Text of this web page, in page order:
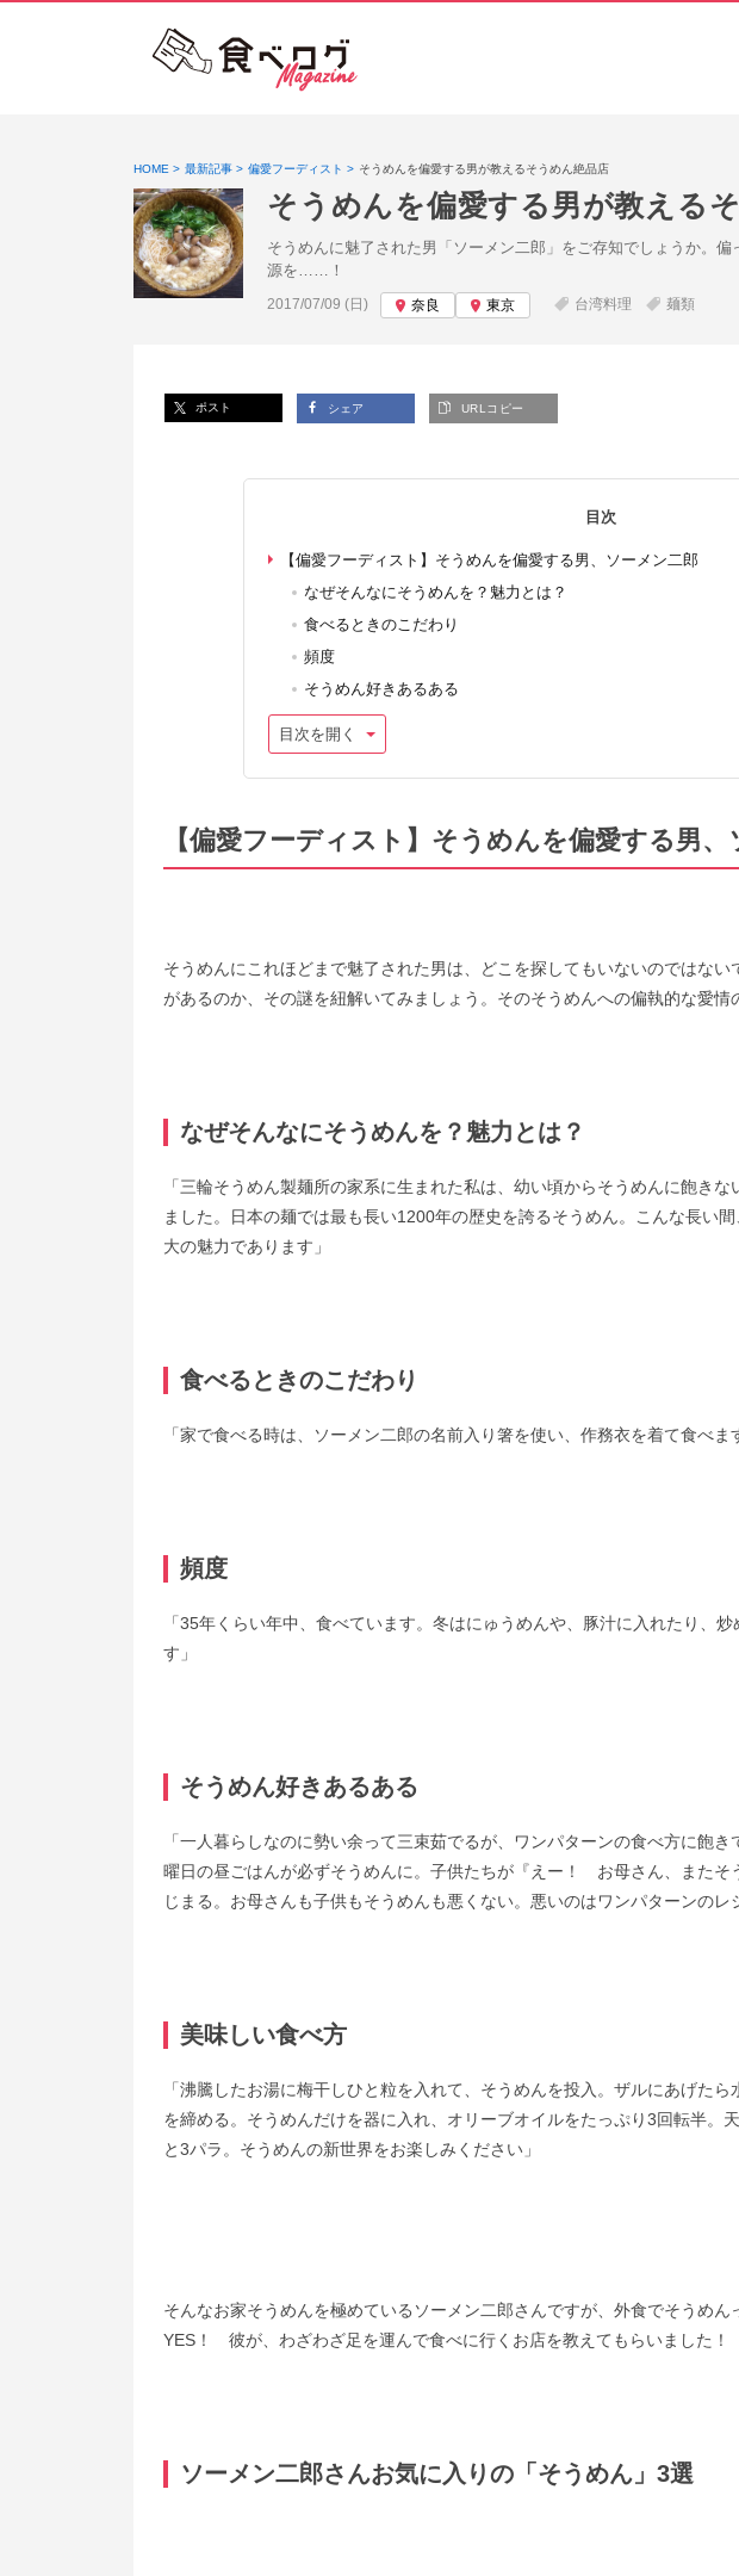
HOME 最新記事 偏愛フーディスト そうめんを偏愛する男が教えるそうめん絶品店
そうめんを偏愛する男が教える
そうめんに魅了された男「ソーメン二郎」をご存知でしょうか。
源を……！
投稿日:
2017/07/09 (日) 奈良 東京 台湾料理 麺類
ポスト シェア URLコピー
目次
【偏愛フーディスト】そうめんを偏愛する男、ソーメン二郎
なぜそんなにそうめんを？魅力とは？
食べるときのこだわり
頻度
そうめん好きあるある
目次を開く
【偏愛フーディスト】そうめんを偏愛する男
そうめんにこれほどまで魅了された男は、どこを探してもいないのではな
があるのか、その謎を紐解いてみましょう。そのそうめんへの偏執的な愛
なぜそんなにそうめんを？魅力とは？
「三輪そうめん製麺所の家系に生まれた私は、幼い頃からそうめんに飽き
ました。日本の麺では最も長い1200年の歴史を誇るそうめん。こんな長い
大の魅力であります」
食べるときのこだわり
「家で食べる時は、ソーメン二郎の名前入り箸を使い、作務衣を着て食べま
頻度
「35年くらい年中、食べています。冬はにゅうめんや、豚汁に入れたり、
す」
そうめん好きあるある
「一人暮らしなのに勢い余って三束茹でるが、ワンパターンの食べ方に飽
曜日の昼ごはんが必ずそうめんに。子供たちが『えー！ お母さん、またそ
じまる。お母さんも子供もそうめんも悪くない。悪いのはワンパターンのレ
美味しい食べ方
「沸騰したお湯に梅干しひと粒を入れて、そうめんを投入。ザルにあげた
を締める。そうめんだけを器に入れ、オリーブオイルをたっぷり3回転半。
と3パラ。そうめんの新世界をお楽しみください」
そんなお家そうめんを極めているソーメン二郎さんですが、外食でそう
YES！ 彼が、わざわざ足を運んで食べに行くお店を教えてもらいました！
ソーメン二郎さんお気に入りの「そうめん」3選